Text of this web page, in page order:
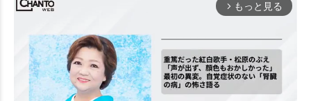
arrow_forward_ios もっと見る